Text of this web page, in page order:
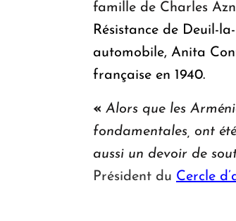
famille de Charles
Résistance de Deuil-
automobile, Anita
française en 1940.
« Alors que les
fondamentales, ont
aussi un devoir de
Président du Cercle